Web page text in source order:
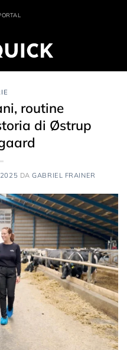
routine
di Østrup
DAGABRIEL FRAINER